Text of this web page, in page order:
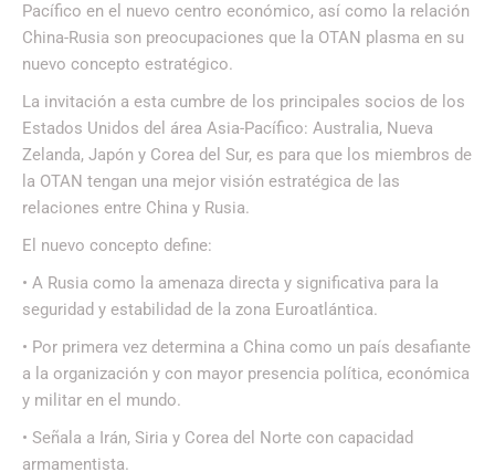
Pacífico en el nuevo centro económico, así como la relación
China-Rusia son preocupaciones que la OTAN plasma en su
nuevo concepto estratégico.
La invitación a esta cumbre de los principales socios de los
Estados Unidos del área Asia-Pacífico: Australia, Nueva
Zelanda, Japón y Corea del Sur, es para que los miembros de
la OTAN tengan una mejor visión estratégica de las
relaciones entre China y Rusia.
El nuevo concepto define:
• A Rusia como la amenaza directa y significativa para la
seguridad y estabilidad de la zona Euroatlántica.
• Por primera vez determina a China como un país desafiante
a la organización y con mayor presencia política, económica
y militar en el mundo.
• Señala a Irán, Siria y Corea del Norte con capacidad
armamentista.